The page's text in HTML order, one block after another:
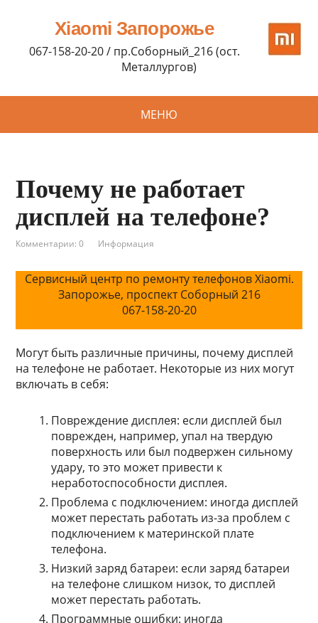
Xiaomi Запорожье
067-158-20-20 / пр.Соборный_216 (ост.
Металлургов)
МЕНЮ
Почему не работает
дисплей на телефоне?
Комментарии: 0 Информация
Сервисный центр по ремонту телефонов Xiaomi.
Запорожье, проспект Соборный 216
067-158-20-20
Могут быть различные причины, почему дисплей
на телефоне не работает. Некоторые из них могут
включать в себя:
Повреждение дисплея: если дисплей был
поврежден, например, упал на твердую
поверхность или был подвержен сильному
удару, то это может привести к
неработоспособности дисплея.
Проблема с подключением: иногда дисплей
может перестать работать из-за проблем с
подключением к материнской плате
телефона.
Низкий заряд батареи: если заряд батареи
на телефоне слишком низок, то дисплей
может перестать работать.
Программные ошибки: иногда